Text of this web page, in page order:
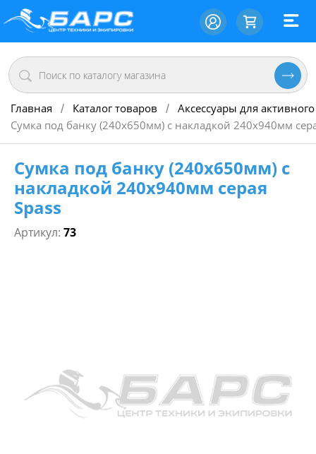
Главная / Каталог товаров / Аксессуары для
Сумка под банку (240х650мм) с накладкой 240х940мм
Сумка под банку (240х650мм) с
накладкой 240х940мм серая
Spass
Артикул: 73